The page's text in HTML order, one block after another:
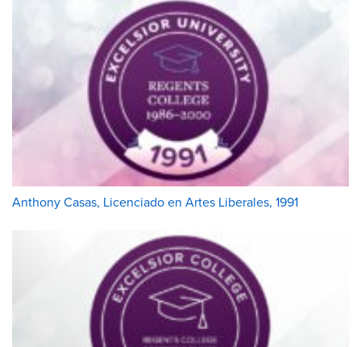
Anthony Casas, Licenciado en Artes Liberales, 1991